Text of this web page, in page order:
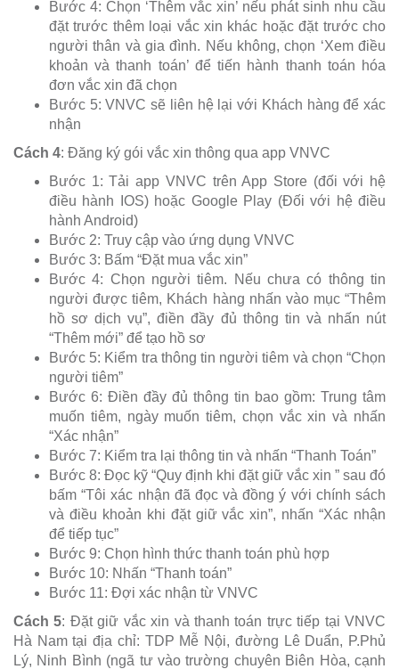
Bước 4: Chọn ‘Thêm vắc xin’ nếu phát sinh nhu cầu
đặt trước thêm loại vắc xin khác hoặc đặt trước cho
người thân và gia đình. Nếu không, chọn ‘Xem điều
khoản và thanh toán’ để tiến hành thanh toán hóa
đơn vắc xin đã chọn
Bước 5: VNVC sẽ liên hệ lại với Khách hàng để xác
nhận
Cách 4: Đăng ký gói vắc xin thông qua app VNVC
Bước 1: Tải app VNVC trên App Store (đối với hệ
điều hành IOS) hoặc Google Play (Đối với hệ điều
hành Android)
Bước 2: Truy cập vào ứng dụng VNVC
Bước 3: Bấm “Đặt mua vắc xin”
Bước 4: Chọn người tiêm. Nếu chưa có thông tin
người được tiêm, Khách hàng nhấn vào mục “Thêm
hồ sơ dịch vụ”, điền đầy đủ thông tin và nhấn nút
“Thêm mới” để tạo hồ sơ
Bước 5: Kiểm tra thông tin người tiêm và chọn “Chọn
người tiêm”
Bước 6: Điền đầy đủ thông tin bao gồm: Trung tâm
muốn tiêm, ngày muốn tiêm, chọn vắc xin và nhấn
“Xác nhận”
Bước 7: Kiểm tra lại thông tin và nhấn “Thanh Toán”
Bước 8: Đọc kỹ “Quy định khi đặt giữ vắc xin ” sau đó
bấm “Tôi xác nhận đã đọc và đồng ý với chính sách
và điều khoản khi đặt giữ vắc xin”, nhấn “Xác nhận
để tiếp tục”
Bước 9: Chọn hình thức thanh toán phù hợp
Bước 10: Nhấn “Thanh toán”
Bước 11: Đợi xác nhận từ VNVC
Cách 5: Đặt giữ vắc xin và thanh toán trực tiếp tại VNVC
Hà Nam tại địa chỉ: TDP Mễ Nội, đường Lê Duẩn, P.Phủ
Lý, Ninh Bình (ngã tư vào trường chuyên Biên Hòa, cạnh